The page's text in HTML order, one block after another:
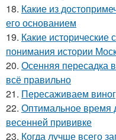
18. Какие из
его основанием
19. Какие
понимания истории
20. Осенняя пересадка
всё правильно
21. Пересаживаем
22. Оптимальное время
весенней прививке
23. Когда лучше всего